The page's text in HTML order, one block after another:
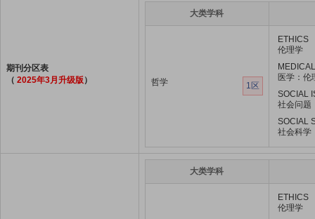
期刊分区表
（ 2025年3月升级版）
大类学科
哲学 1区
ETHICS
伦理学
医学：伦
SOCIAL
社会问题
SOCIAL
社会科学
大类学科
ETHICS
伦理学